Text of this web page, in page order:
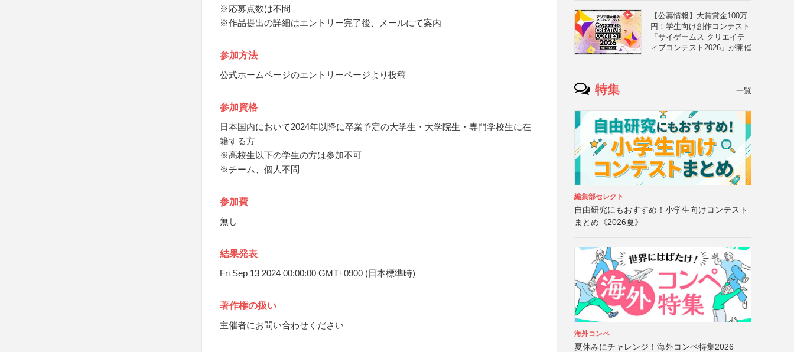
※応募点数は不問
※作品提出の詳細はエントリー完了後、メールにて案内
参加方法
公式ホームページのエントリーページより投稿
参加資格
日本国内において2024年以降に卒業予定の大学生・大学院生・専門学校生に在
籍する方
※高校生以下の学生の方は参加不可
※チーム、個人不問
参加費
無し
結果発表
Fri Sep 13 2024 00:00:00 GMT+0900 (日本標準時)
著作権の扱い
主催者にお問い合わせください
【公募情報】大賞賞金100万
円！学生向け創作コンテスト
「サイゲームス クリエイテ
ィブコンテスト2026」が開催
特集 一覧
編集部セレクト
自由研究にもおすすめ！小学生向けコンテスト
まとめ《2026夏》
海外コンペ
夏休みにチャレンジ！海外コンペ特集2026